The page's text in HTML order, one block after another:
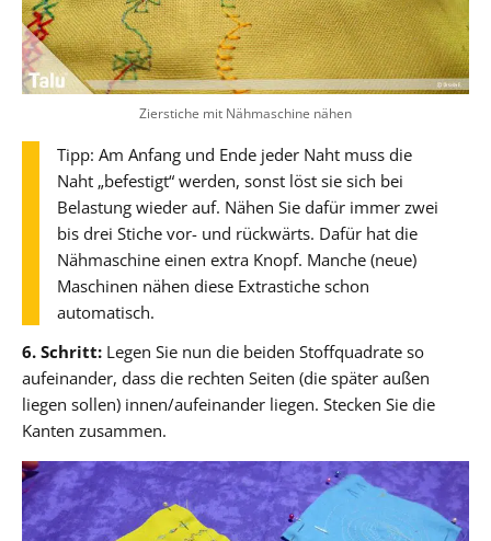
Zierstiche mit Nähmaschine nähen
Tipp: Am Anfang und Ende jeder Naht muss die
Naht „befestigt“ werden, sonst löst sie sich bei
Belastung wieder auf. Nähen Sie dafür immer zwei
bis drei Stiche vor- und rückwärts. Dafür hat die
Nähmaschine einen extra Knopf. Manche (neue)
Maschinen nähen diese Extrastiche schon
automatisch.
6. Schritt: Legen Sie nun die beiden Stoffquadrate so
aufeinander, dass die rechten Seiten (die später außen
liegen sollen) innen/aufeinander liegen. Stecken Sie die
Kanten zusammen.